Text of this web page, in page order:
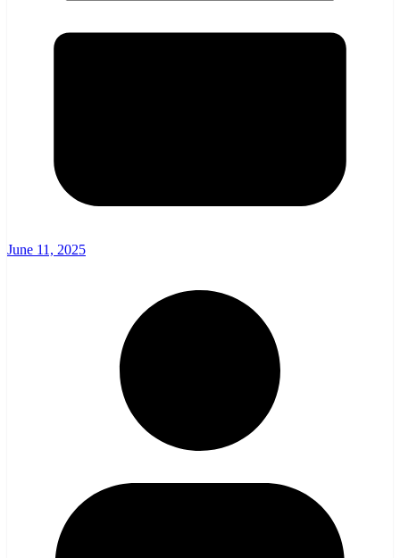
June 11, 2025